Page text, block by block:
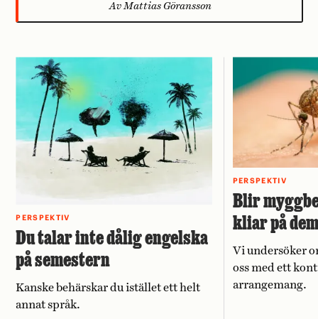
Av Mattias Göransson
PERSPEKTIV
Du talar inte dålig engelska
på semestern
Kanske behärskar du istället ett helt
annat språk.
PERSPEKTIV
Blir
kliar på
Vi undersöker
oss med ett
arrangemang.